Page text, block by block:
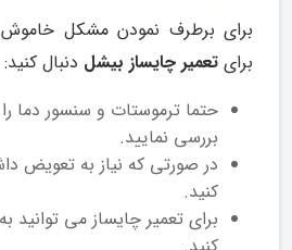
برای برطرف نمودن مشکل خاموش
برای تعمیر چایساز بیشل دنبال کنید:
حتما ترموستات و سنسور دما
بررسی نمایید.
در صورتی که نیاز به تعویض
کنید.
برای تعمیر چایساز می توانید